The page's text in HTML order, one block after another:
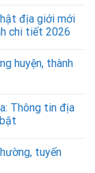
địa giới mới
chi tiết 2026
huyện, thành
Thông tin địa
tuyến